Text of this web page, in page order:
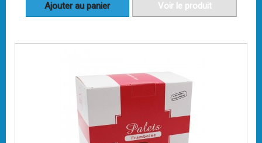
Ajouter au panier Voir le produit